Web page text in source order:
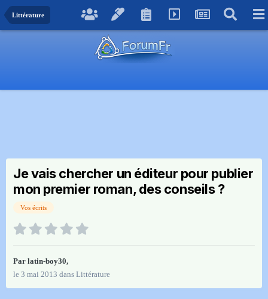
Littérature
Je vais chercher un éditeur pour publier
mon premier roman, des conseils ?
Vos écrits
Par latin-boy30,
le 3 mai 2013 dans Littérature